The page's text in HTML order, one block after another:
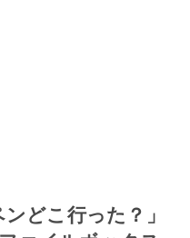
どこ行った？」